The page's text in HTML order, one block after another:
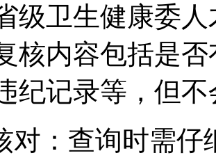
级卫生健康委
核内容包括是
纪记录等，但
对：查询时需仔